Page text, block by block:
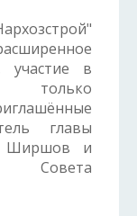
участие в
только
главы
Ширшов и
Совета